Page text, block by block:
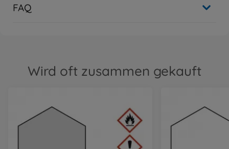
FAQ
Wird oft zusammen gekauft